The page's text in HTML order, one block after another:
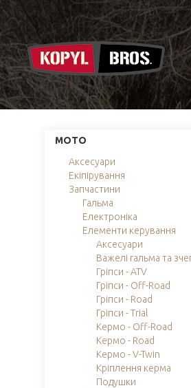
МОТО
Аксесуари
Екіпірування
Запчастини
Гальма
Електроніка
Елементи керування
Аксесуари
Важелі гальма та
Гріпси - ATV
Гріпси - Off-Road
Гріпси - Road
Гріпси - Trial
Кермо - Off-Road
Кермо - Road
Кермо - V-Twin
Кріплення керма
Подушки